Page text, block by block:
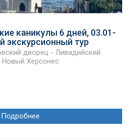
каникулы 6 дней, 03.01-
экскурсионный тур
дворец - Ливадийский
Херсонес
Подробнее